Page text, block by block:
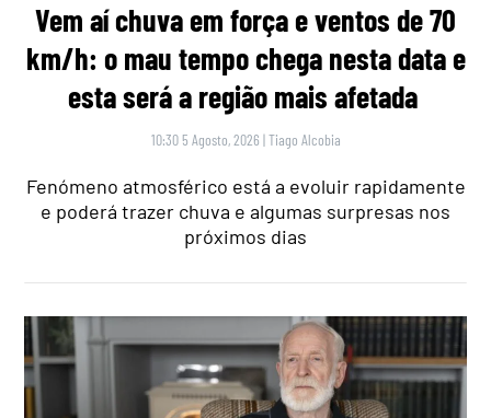
Vem aí chuva em força e ventos de 70
km/h: o mau tempo chega nesta data e
esta será a região mais afetada
10:30 5 Agosto, 2026 |Tiago Alcobia
Fenómeno atmosférico está a evoluir rapidamente
e poderá trazer chuva e algumas surpresas nos
próximos dias